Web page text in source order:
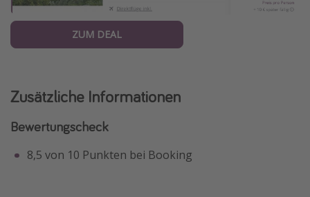
ZUM DEAL
Zusätzliche Informationen
Bewertungscheck
8,5 von 10 Punkten bei Booking